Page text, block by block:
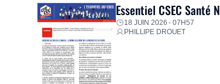
Essentiel CSEC Santé
18 JUIN 2026 - 07H57
PHILLIPE DROUET